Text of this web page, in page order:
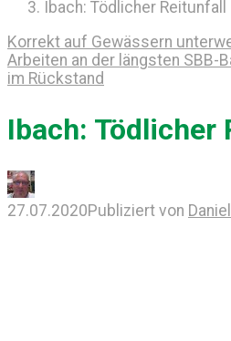
Ibach: Tödlicher Reitunfall
Korrekt auf Gewässern
Arbeiten an der längsten SBB-
im Rückstand
Ibach: Tödlicher
27.07.2020Publiziert von